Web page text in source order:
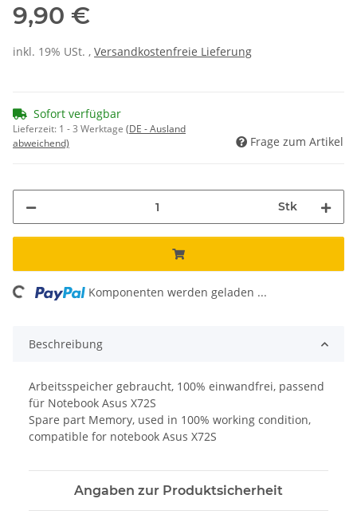
9,90 €
inkl. 19% USt. , Versandkostenfreie Lieferung
Sofort verfügbar
Lieferzeit: 1 - 3 Werktage (DE - Ausland
abweichend)
Frage zum Artikel
Stk
Komponenten werden geladen ...
Beschreibung
Arbeitsspeicher gebraucht, 100% einwandfrei, passend
für Notebook Asus X72S
Spare part Memory, used in 100% working condition,
compatible for notebook Asus X72S
Angaben zur Produktsicherheit